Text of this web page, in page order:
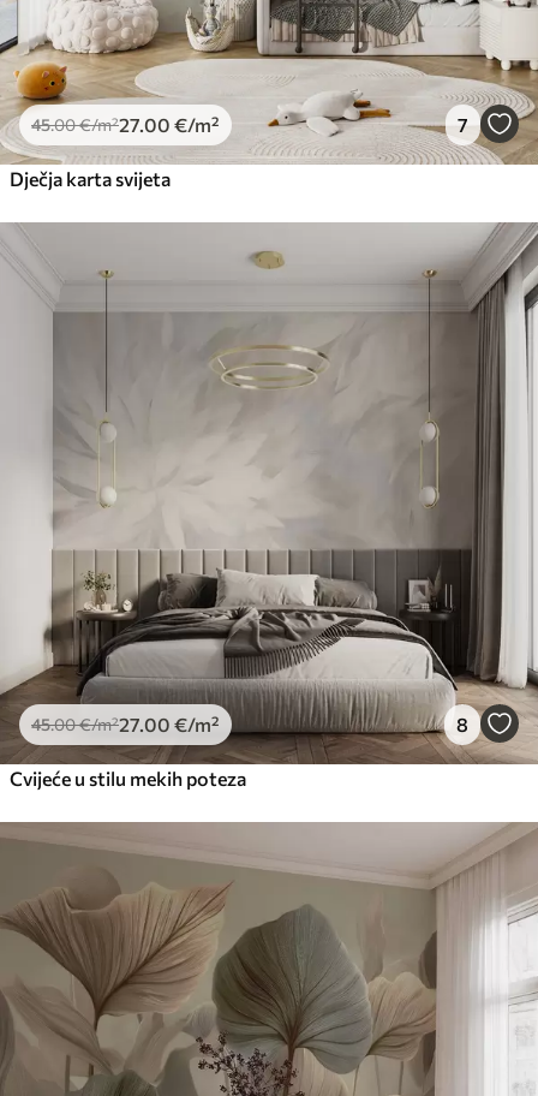
45.00€/m²27 .00 €/m² 7
Dječja karta svijeta
45.00€/m²27 .00 €/m² 8
Cvijeće u stilu mekih poteza